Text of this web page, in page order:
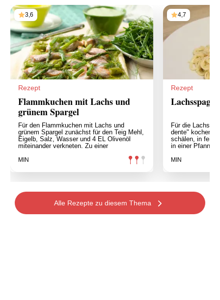
3,6
Rezept
Flammkuchen mit Lachs und
grünem Spargel
Für den Flammkuchen mit Lachs und
grünem Spargel zunächst für den Teig Mehl,
Eigelb, Salz, Wasser und 4 EL Olivenöl
miteinander verkneten. Zu einer
MIN
4,7
Rezept
Für die
dente" kochen.
schälen, in feine
in einer Pfanne
MIN
Alle Rezepte zu diesem Thema